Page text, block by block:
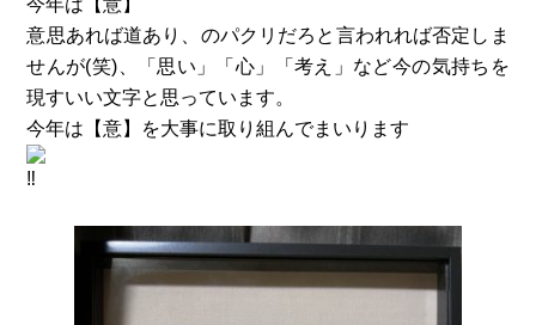
今年は【意】
意思あれば道あり、のパクリだろと言われれば否定しま
せんが(笑)、「思い」「心」「考え」など今の気持ちを
現すいい文字と思っています。
今年は【意】を大事に取り組んでまいります